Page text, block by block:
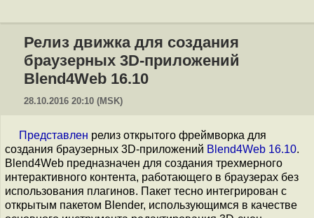
Релиз движка для создания
браузерных 3D-приложений
Blend4Web 16.10
28.10.2016 20:10 (MSK)
Представлен релиз открытого фреймворка для
создания браузерных 3D-приложений Blend4Web 16.10.
Blend4Web предназначен для создания трехмерного
интерактивного контента, работающего в браузерах без
использования плагинов. Пакет тесно интегрирован с
открытым пакетом Blender, использующимся в качестве